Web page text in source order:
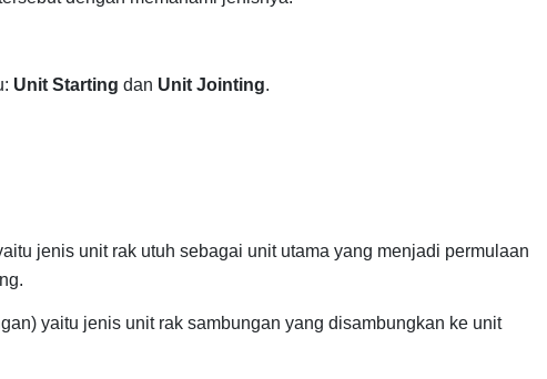
Unit Starting dan Unit Jointing.
jenis unit rak utuh sebagai unit utama yang menjadi permulaan
yaitu jenis unit rak sambungan yang disambungkan ke unit